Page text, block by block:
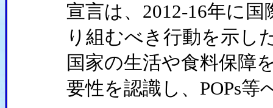
宣言は、2012-16年に
り組むべき行動を示し
国家の生活や食料保障
要性を認識し、POPs